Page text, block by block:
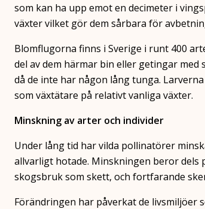
som kan ha upp emot en decimeter i
växter vilket gör dem sårbara för
Blomflugorna finns i Sverige i runt 400
del av dem härmar bin eller getingar
då de inte har någon lång tunga.
som växtätare på relativt vanliga växter.
Minskning av arter och individer
Under lång tid har vilda pollinatörer
allvarligt hotade. Minskningen beror dels
skogsbruk som skett, och fortfarande
Förändringen har påverkat de livsmiljöer